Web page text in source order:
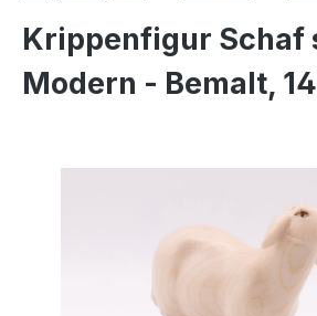
Krippenfigur Schaf
Modern - Bemalt,